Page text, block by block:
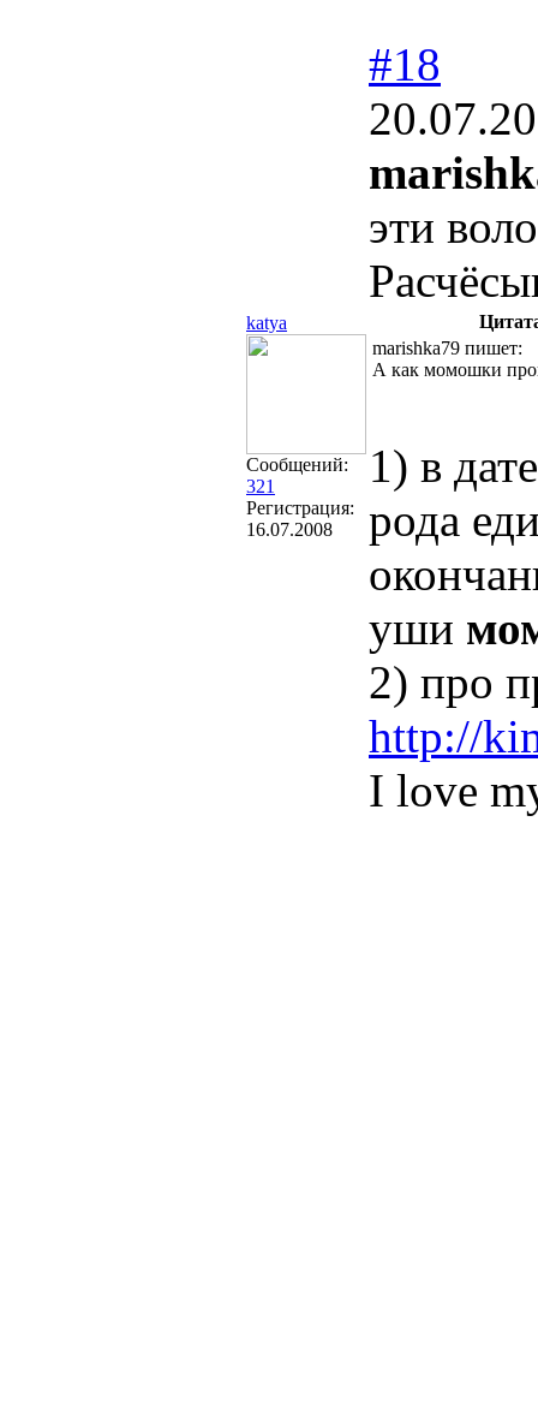
katya
Сообщений:
321
Регистрация:
16.07.2008
#18
эти
marishka79 пишет:
А как момошки
1) в
рода
уши
2) про
http://
I love